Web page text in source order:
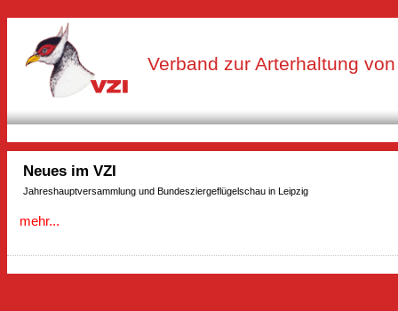
Verband zur Arterhaltung
Neues im VZI
Jahreshauptversammlung und Bundesziergeflügelschau in Leipzig
mehr...